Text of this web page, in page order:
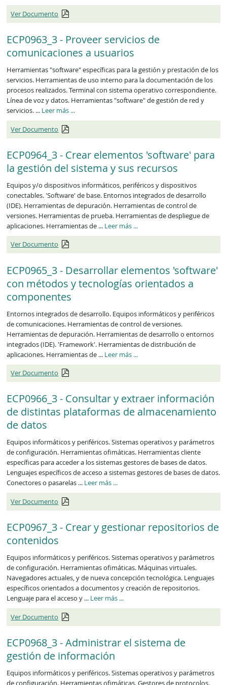
Ver Documento
ECP0963_3 - Proveer servicios de
comunicaciones a usuarios
Herramientas "software" específicas para la gestión y prestación de los
servicios. Herramientas de uso interno para la documentación de los
procesos realizados. Terminal con sistema operativo correspondiente.
Línea de voz y datos. Herramientas "software" de gestión de red y
servicios. ... Leer más ECP0963_3
...
Ver Documento
ECP0964_3 - Crear elementos 'software' para
la gestión del sistema y sus recursos
Equipos y/o dispositivos informáticos, periféricos y dispositivos
conectables. 'Software' de base. Entornos integrados de desarrollo
(IDE). Herramientas de depuración. Herramientas de control de
versiones. Herramientas de prueba. Herramientas de despliegue de
aplicaciones. Herramientas de ... Leer más ECP0964_3
...
Ver Documento
ECP0965_3 - Desarrollar elementos 'software'
con métodos y tecnologías orientados a
componentes
Entornos integrados de desarrollo. Equipos informáticos y periféricos
de comunicaciones. Herramientas de control de versiones.
Herramientas de depuración. Herramientas de desarrollo o entornos
integrados (IDE). 'Framework'. Herramientas de distribución de
aplicaciones. Herramientas de ... Leer más ECP0965_3
...
Ver Documento
ECP0966_3 - Consultar y extraer información
de distintas plataformas de almacenamiento
de datos
Equipos informáticos y periféricos. Sistemas operativos y parámetros
de configuración. Herramientas ofimáticas. Herramientas cliente
específicas para acceder a los sistemas gestores de bases de datos.
Lenguajes específicos de acceso a sistemas gestores de bases de datos.
Conectores o pasarelas ... Leer más ECP0966_3
...
Ver Documento
ECP0967_3 - Crear y gestionar repositorios de
contenidos
Equipos informáticos y periféricos. Sistemas operativos y parámetros
de configuración. Herramientas ofimáticas. Máquinas virtuales.
Navegadores actuales, y de nueva concepción tecnológica. Lenguajes
específicos orientados a documentos y creación de repositorios.
Lenguaje para el acceso y ... Leer más ECP0967_3
...
Ver Documento
ECP0968_3 - Administrar el sistema de
gestión de información
Equipos informáticos y periféricos. Sistemas operativos y parámetros
de configuración. Herramientas ofimáticas. Gestores de protocolos.